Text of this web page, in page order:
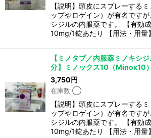
【説明】頭皮にスプレーする
ップやロゲイン）が有名です
シジルの内服薬です。 【有効
10mg/1錠あたり 【用法・用量
【ミノタブ／内服薬ミノキシ
分】ミノックス10（Minox10
3,750円
在庫数 ◯
【説明】頭皮にスプレーする
ップやロゲイン）が有名です
シジルの内服薬です。 【有効
10mg/1錠あたり 【用法・用量